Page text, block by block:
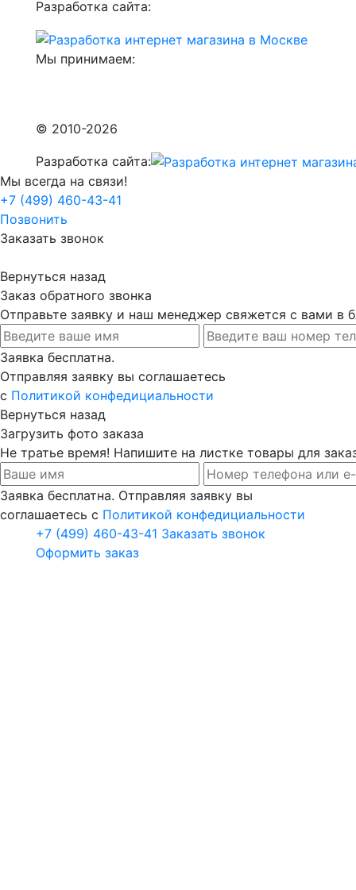
Разработка сайта:
Мы принимаем:
© 2010-2026
Разработка сайта:
Мы всегда на связи!
+7 (499) 460-43-41
Позвонить
Заказать звонок
Вернуться назад
Заказ обратного звонка
Отправьте заявку и наш менеджер свяжется с вами в
Заявка бесплатна.
Отправляя заявку вы соглашаетесь
с Политикой конфедициальности
Вернуться назад
Загрузить фото заказа
Не тратье время! Напишите на листке товары для
Заявка бесплатна. Отправляя заявку вы
соглашаетесь с Политикой конфедициальности
+7 (499) 460-43-41 Заказать звонок
Оформить заказ